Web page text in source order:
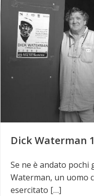
Dick Waterman
Se ne è andato pochi
Waterman, un uomo
esercitato […]